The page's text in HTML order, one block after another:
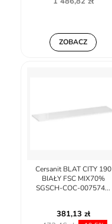
ZOBACZ
Cersanit BLAT CITY 190
BIAŁY FSC MIX70%
SGSCH-COC-007574...
381,13 zł